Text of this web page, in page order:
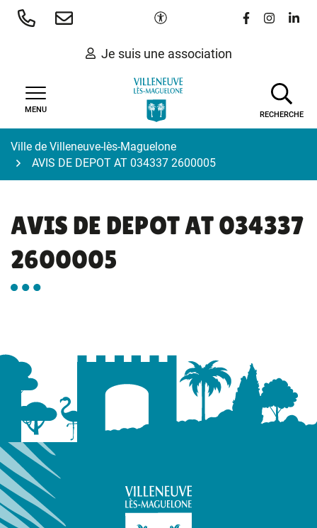
Aller
Paramètres d'accessibilité
Lien vers le
Lien vers
Lien
Je suis une association
MENU
RECHERCHE
Ville de Villeneuve-lès-Maguelone
AVIS DE DEPOT AT 034337 2600005
AVIS DE DEPOT AT 034337
2600005